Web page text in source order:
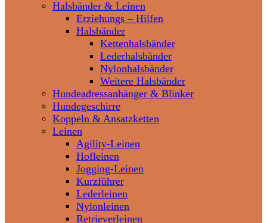
Halsbänder & Leinen
Erziehungs – Hilfen
Halsbänder
Kettenhalsbänder
Lederhalsbänder
Nylonhalsbänder
Weitere Halsbänder
Hundeadressanhänger & Blinker
Hundegeschirre
Koppeln & Ansatzketten
Leinen
Agility-Leinen
Hofleinen
Jogging-Leinen
Kurzführer
Lederleinen
Nylonleinen
Retrieverleinen